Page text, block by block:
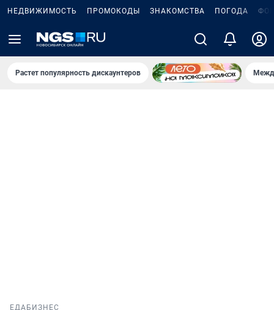
НЕДВИЖИМОСТЬ ПРОМОКОДЫ ЗНАКОМСТВА ПОГОДА
Растет популярность дискаунтеров
ЕДА БИЗНЕС